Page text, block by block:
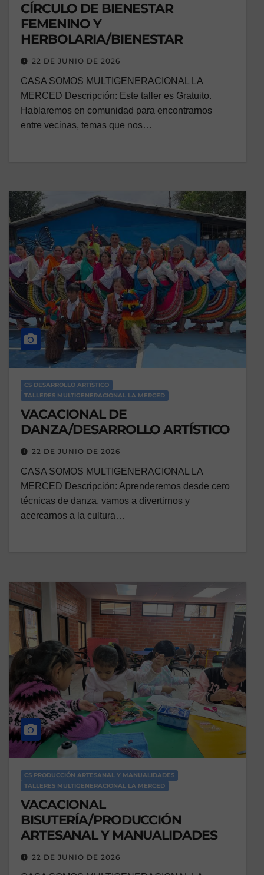
CÍRCULO DE BIENESTAR
FEMENINO Y
HERBOLARIA/BIENESTAR
22 DE JUNIO DE 2026
CASA SOMOS MULTIGENERACIONAL LA
MERCED Descripción: Este taller es Gratuito.
Hablaremos en comunidad para encontrarnos
entre vecinas, temas que nos…
CS DESARROLLO ARTÍSTICO
TALLERES MULTIGENERACIONAL LA MERCED
VACACIONAL DE
DANZA/DESARROLLO ARTÍSTICO
22 DE JUNIO DE 2026
CASA SOMOS MULTIGENERACIONAL LA
MERCED Descripción: Aprenderemos desde cero
técnicas de danza, vamos a divertirnos y
acercarnos a la cultura…
CS PRODUCCIÓN ARTESANAL Y MANUALIDADES
TALLERES MULTIGENERACIONAL LA MERCED
VACACIONAL
BISUTERÍA/PRODUCCIÓN
ARTESANAL Y MANUALIDADES
22 DE JUNIO DE 2026